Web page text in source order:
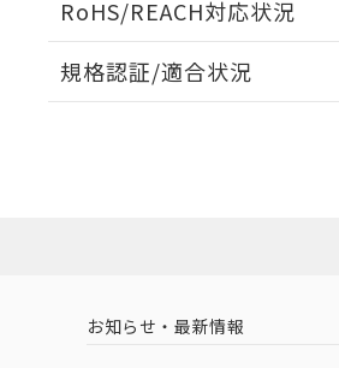
RoHS/REACH対応状況
EU RoHS 注意事項・凡例
中国 RoHS 注意事項・凡例
規格認証/適合状況
（イギリス
（ノルウェー
お知らせ・最新情報